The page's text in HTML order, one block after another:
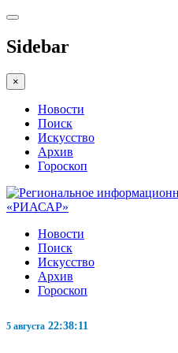
Sidebar
×
Новости
Поиск
Искусство
Архив
Гороскоп
«РИАСАР»
Новости
Поиск
Искусство
Архив
Гороскоп
5 августа 22:38:11